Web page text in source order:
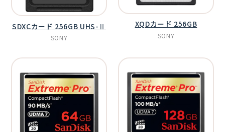
SDXCカード 256GB UHS-Ⅱ
SONY
XQDカード 256GB
SONY